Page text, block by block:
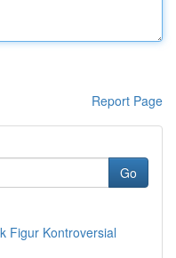
Report Page
Go
Figur Kontroversial